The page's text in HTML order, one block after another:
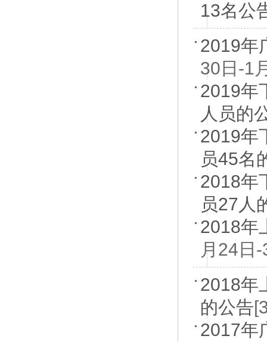
13名公
2019年
30日-1
2019年
人员的
2019年
员45名
2018年
员27人
2018年
月24日
2018年
的公告
2017年